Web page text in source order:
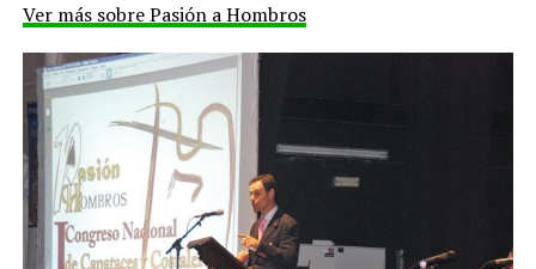
Ver más sobre Pasión a Hombros